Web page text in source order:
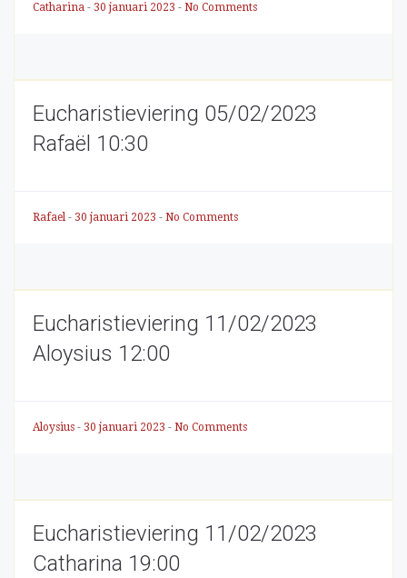
Catharina - 30 januari 2023 - No Comments
Eucharistieviering 05/02/2023
Rafaël 10:30
Rafael - 30 januari 2023 - No Comments
Eucharistieviering 11/02/2023
Aloysius 12:00
Aloysius - 30 januari 2023 - No Comments
Eucharistieviering 11/02/2023
Catharina 19:00